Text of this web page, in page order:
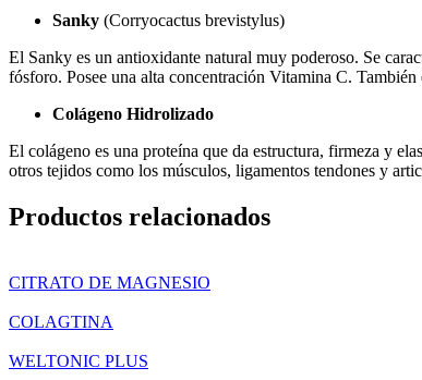
Sanky (Corryocactus brevistylus)
El Sanky es un antioxidante natural muy poderoso. Se
fósforo. Posee una alta concentración Vitamina C.
Colágeno Hidrolizado
El colágeno es una proteína que da estructura, firmeza y
otros tejidos como los músculos, ligamentos tendones y
Productos relacionados
CITRATO DE MAGNESIO
COLAGTINA
WELTONIC PLUS